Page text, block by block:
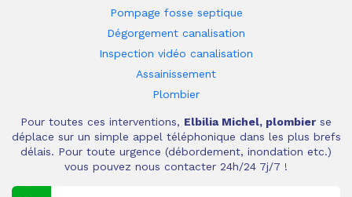
Pompage fosse septique
Dégorgement canalisation
Inspection vidéo canalisation
Assainissement
Plombier
Pour toutes ces interventions, Elbilia Michel, plombier se
déplace sur un simple appel téléphonique dans les plus brefs
délais. Pour toute urgence (débordement, inondation etc.)
vous pouvez nous contacter 24h/24 7j/7 !